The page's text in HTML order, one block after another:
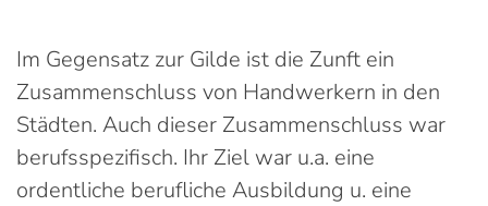
Im Gegensatz zur Gilde ist die Zunft ein
Zusammenschluss von Handwerkern in den
Städten. Auch dieser Zusammenschluss war
berufsspezifisch. Ihr Ziel war u.a. eine
ordentliche berufliche Ausbildung u. eine